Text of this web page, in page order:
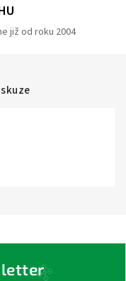
již od roku 2004